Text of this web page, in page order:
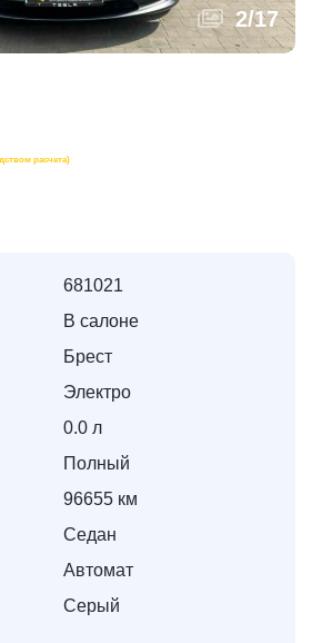
2/17
расчета)
681021
В салоне
Брест
Электро
0.0 л
Полный
96655 км
Седан
Автомат
Серый